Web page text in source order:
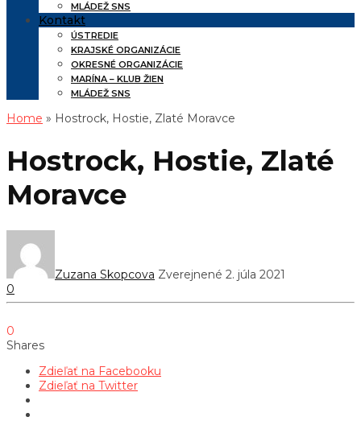
MLÁDEŽ SNS
Kontakt
ÚSTREDIE
KRAJSKÉ ORGANIZÁCIE
OKRESNÉ ORGANIZÁCIE
MARÍNA – KLUB ŽIEN
MLÁDEŽ SNS
Home » Hostrock, Hostie, Zlaté Moravce
Hostrock, Hostie, Zlaté
Moravce
Zuzana Skopcova Zverejnené 2. júla 2021
0
0
Shares
Zdieľať na Facebooku
Zdieľať na Twitter